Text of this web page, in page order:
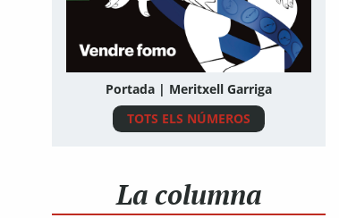
Portada | Meritxell Garriga
TOTS ELS NÚMEROS
La columna